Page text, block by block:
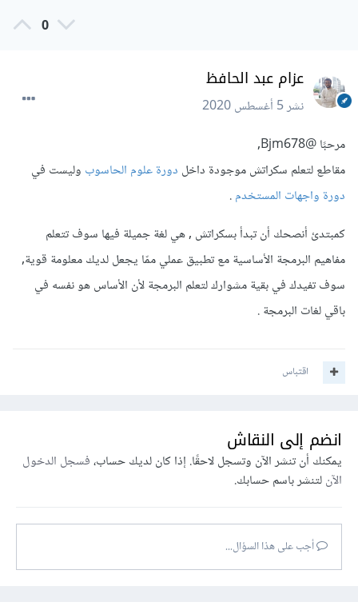
0
عزام عبد الحافظ
نشر5 أغسطس 2020
مرحبًا@Bjm678
,
مقاطع لتعلم سكراتش موجودة داخل دورة علوم الحاسوبوليست في
دورة واجهات المستخدم.
كمبتدئ أنصحك أن تبدأ بسكراتش , هي لغة جميلة فيها سوف تتعلم
مفاهيم البرمجة الأساسية مع تطبيق عملي ممّا يجعل لديك معلومة قوية,
سوف تفيدك في بقية مشوارك لتعلم البرمجة لأن الأساس هو نفسه في
باقي لغات البرمجة .
اقتباس
انضم إلى النقاش
يمكنك أن تنشر الآن وتسجل لاحقًا. إذا كان لديك حساب،فسجل الدخول
الآنلتنشر باسم حسابك.
أجب على هذا السؤال...